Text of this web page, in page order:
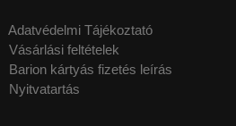
Adatvédelmi Tájékoztató
Vásárlási feltételek
Barion kártyás fizetés leírás
Nyitvatartás